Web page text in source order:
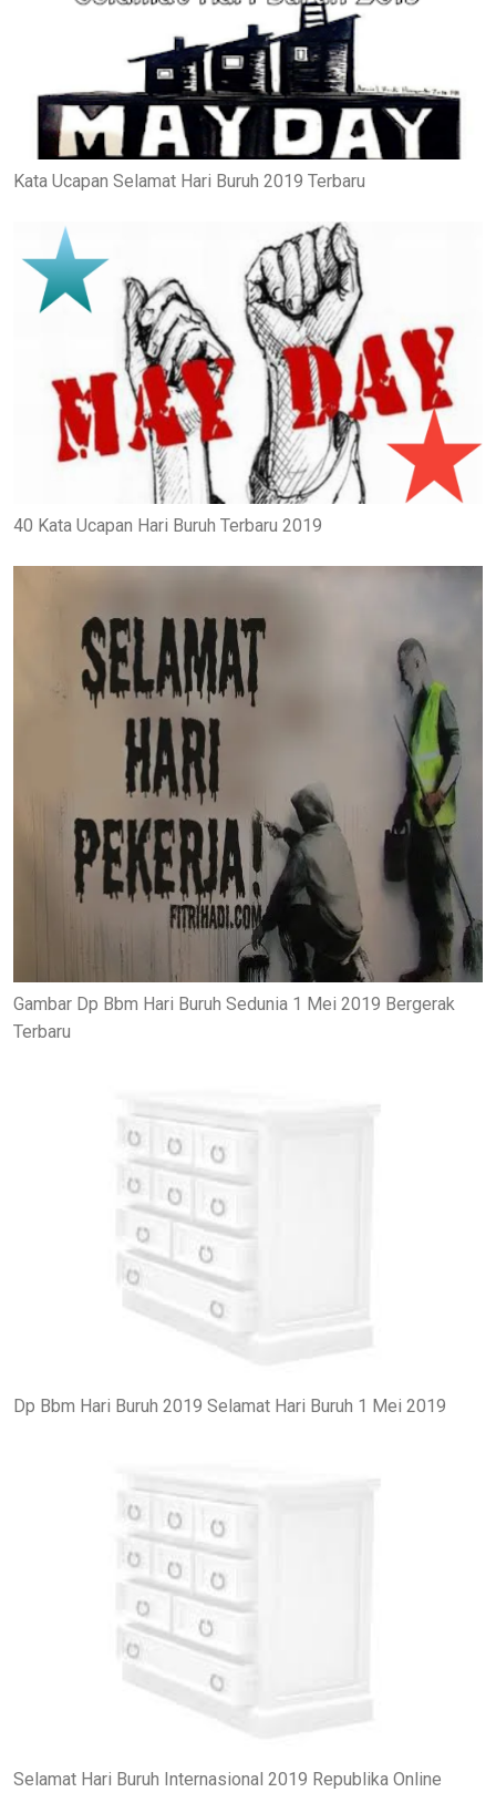
Kata Ucapan Selamat Hari Buruh 2019 Terbaru
40 Kata Ucapan Hari Buruh Terbaru 2019
Gambar Dp Bbm Hari Buruh Sedunia 1 Mei 2019 Bergerak
Terbaru
Dp Bbm Hari Buruh 2019 Selamat Hari Buruh 1 Mei 2019
Selamat Hari Buruh Internasional 2019 Republika Online